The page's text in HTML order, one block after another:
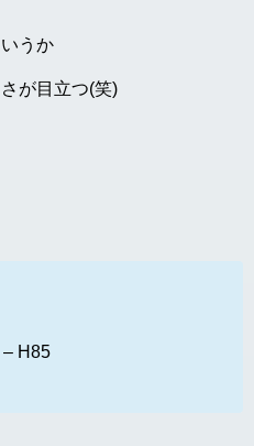
うか
が目立つ(笑)
– H85